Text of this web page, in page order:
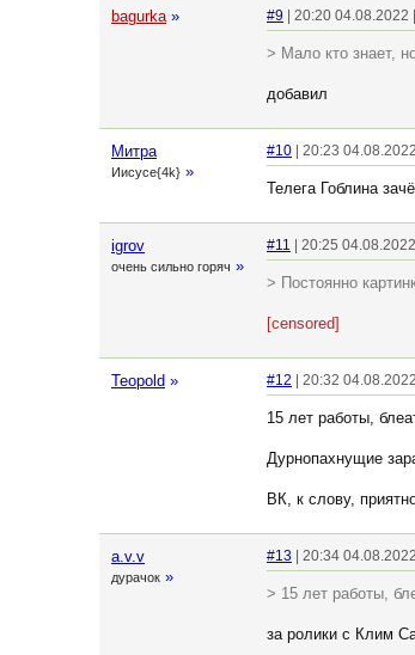
bagurka » #9 | 20:20 04.08.2022
> Мало кто знает,
добавил
Митра
Иисусе{4k} »
#10 | 20:23
Телега Гоблина
igrov
очень сильно горяч »
#11 | 20:25
> Постоянно
[censored]
Teopold » #12 | 20:32
15 лет работы,
Дурнопахнущие
ВК, к слову,
a.v.v
дурачок »
#13 | 20:34
> 15 лет работы,
за ролики с Клим